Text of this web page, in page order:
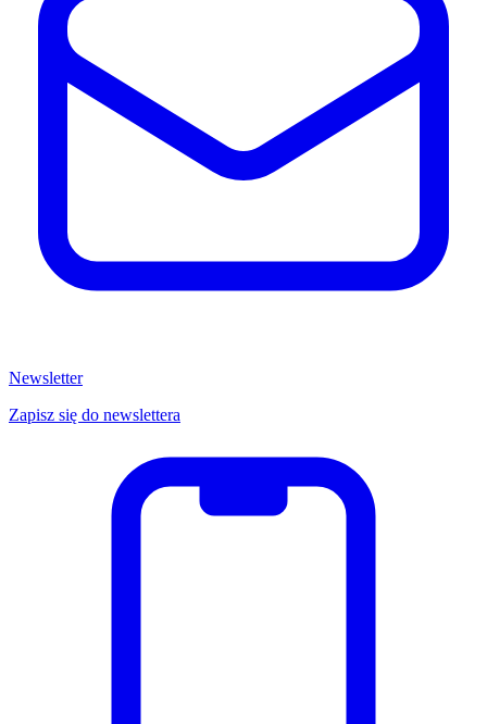
Newsletter
Zapisz się do newslettera